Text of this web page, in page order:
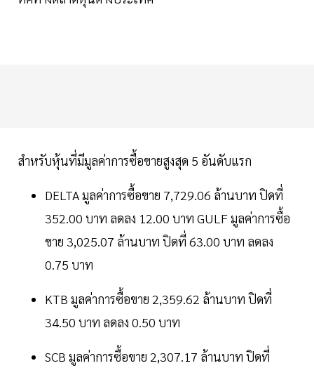
สำหรับหุ้นที่มีมูลค่าการซื้อขายสูงสุด 5 อันดับแรก
DELTA มูลค่าการซื้อขาย 7,729.06 ล้านบาท ปิดที่
352.00 บาท ลดลง 12.00 บาท GULF มูลค่าการซื้อ
ขาย 3,025.07 ล้านบาท ปิดที่ 63.00 บาท ลดลง
0.75 บาท
KTB มูลค่าการซื้อขาย 2,359.62 ล้านบาท ปิดที่
34.50 บาท ลดลง 0.50 บาท
SCB มูลค่าการซื้อขาย 2,307.17 ล้านบาท ปิดที่